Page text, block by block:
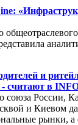
и
считают в
союза России,
и Киевом
рынки,